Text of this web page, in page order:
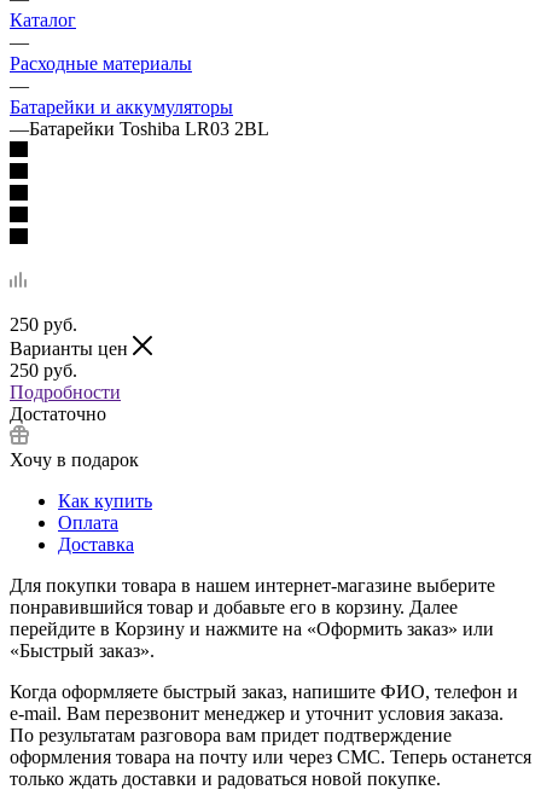
Каталог
—
Расходные материалы
—
Батарейки и аккумуляторы
—Батарейки Toshiba LR03 2BL
250 руб.
Варианты цен
250 руб.
Подробности
Достаточно
Хочу в подарок
Как купить
Оплата
Доставка
Для покупки товара в нашем интернет-магазине выберите
понравившийся товар и добавьте его в корзину. Далее
перейдите в Корзину и нажмите на «Оформить заказ» или
«Быстрый заказ».
Когда оформляете быстрый заказ, напишите ФИО, телефон и
e-mail. Вам перезвонит менеджер и уточнит условия заказа.
По результатам разговора вам придет подтверждение
оформления товара на почту или через СМС. Теперь останется
только ждать доставки и радоваться новой покупке.